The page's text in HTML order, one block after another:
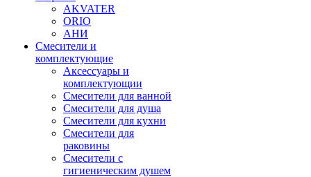
AKVATER
ORIO
АНИ
Смесители и
комплектующие
Аксессуары и
комплектующии
Смесители для ванной
Смесители для душа
Смесители для кухни
Смесители для
раковины
Смесители с
гигиеническим душем